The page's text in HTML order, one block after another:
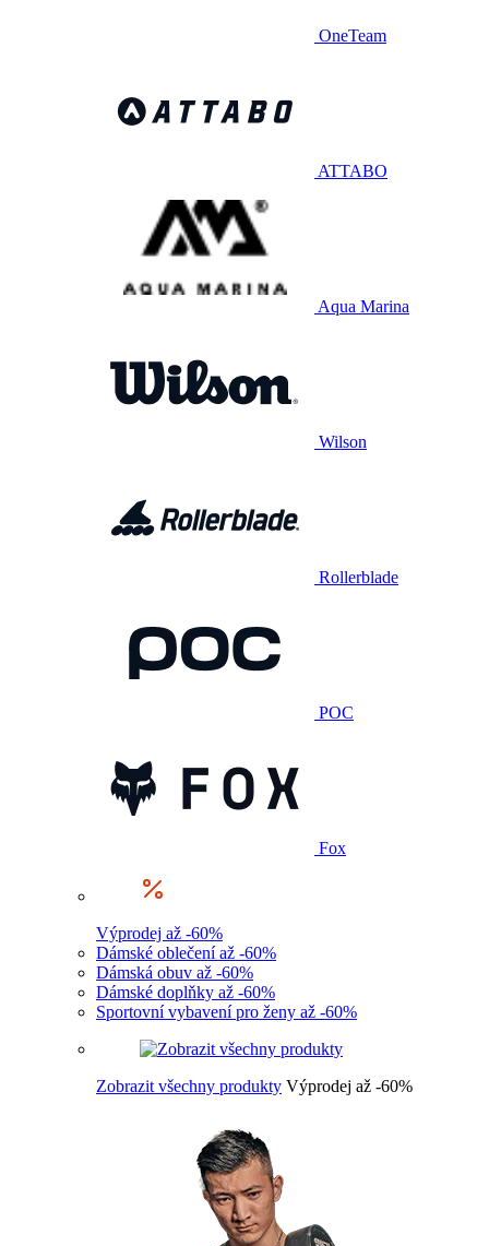
OneTeam
ATTABO
Aqua Marina
Wilson
Rollerblade
POC
Fox
Výprodej až -60%
Dámské oblečení až -60%
Dámská obuv až -60%
Dámské doplňky až -60%
Sportovní vybavení pro ženy až -60%
Zobrazit všechny produkty Výprodej až -60%